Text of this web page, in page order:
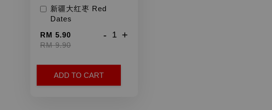
新疆大红枣 Red
Dates
RM 5.90
RM 9.90
- +
ADD TO CART